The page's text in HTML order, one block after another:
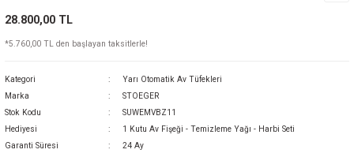
Tüfekleri
Ürünleri
28.800,00 TL
*5.760,00 TL den başlayan taksitlerle!
Kategori
Yarı Otomatik Av Tüfekleri
Marka
STOEGER
Stok Kodu
SUWEMVBZ11
Hediyesi
1 Kutu Av Fişeği - Temizleme Yağı - Harbi Seti
Garanti Süresi
24 Ay